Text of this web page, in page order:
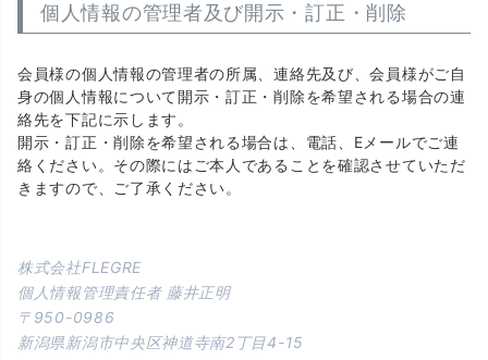
個人情報の管理者及び開示・訂正・削除
会員様の個人情報の管理者の所属、連絡先及び、会員様がご自
身の個人情報について開示・訂正・削除を希望される場合の連
絡先を下記に示します。
開示・訂正・削除を希望される場合は、電話、Eメールでご連
絡ください。その際にはご本人であることを確認させていただ
きますので、ご了承ください。
株式会社FLEGRE
個人情報管理責任者 藤井正明
950-0986
新潟県新潟市中央区神道寺南2丁目4-15